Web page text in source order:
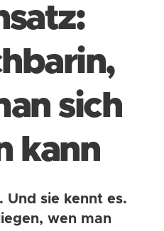
sich
kann
Und sie kennt es.
wen man